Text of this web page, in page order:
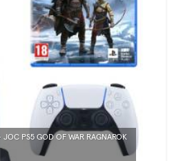
PS5 GOD OF WAR RAGNAROK